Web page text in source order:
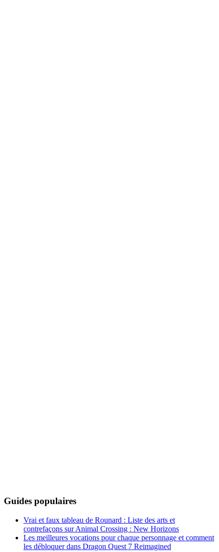
Guides populaires
Vrai et faux tableau de Rounard : Liste des arts et
contrefaçons sur Animal Crossing : New Horizons
Les meilleures vocations pour chaque personnage et comment
les débloquer dans Dragon Quest 7 Reimagined